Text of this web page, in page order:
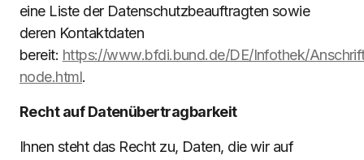
eine Liste der Datenschutzbeauftragten sowie
deren Kontaktdaten
bereit: https://www.bfdi.bund.de/DE/Infothek/
node.html.
Recht auf Datenübertragbarkeit
Ihnen steht das Recht zu, Daten, die wir auf